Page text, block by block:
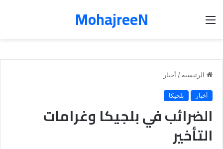
MohajreeN القائمة
الرئيسية / أخبار
أخبار بلجيكا
الضرائب في بلجيكا وغرامات
التأخير